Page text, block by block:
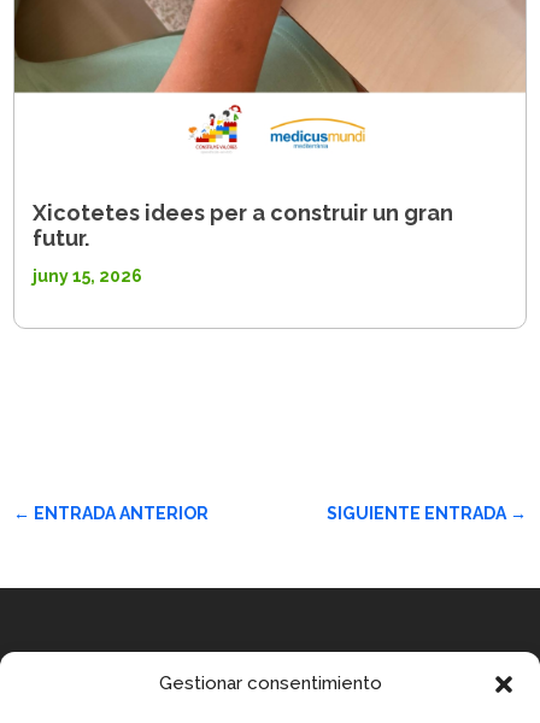
Gestionar consentimiento
Xicotetes idees per a construir un gran
futur.
juny 15, 2026
← ENTRADA ANTERIOR SIGUIENTE ENTRADA→